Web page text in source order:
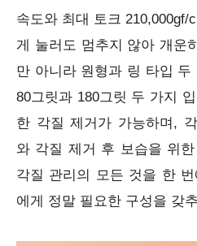
속도와 최대 토크 210,000gf/
게 눌러도 멈추지 않아 개운
만 아니라 원형과 링 타입
80그릿과 180그릿 두 가지
한 각질 제거가 가능하며,
와 각질 제거 후 보습을 위
각질 관리의 모든 것을 한
에게 정말 필요한 구성을 갖